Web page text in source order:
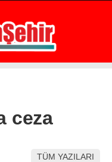
25.5 °
AFYON
ceza
TÜM YAZILARI